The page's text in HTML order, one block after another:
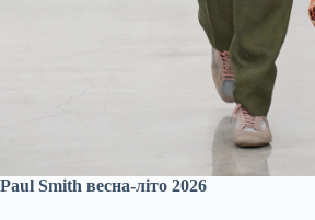
Paul Smith весна-літо 2026